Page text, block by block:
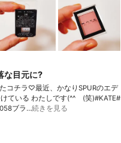
な目元に?
コチラ♡最近、かなりSPURのエデ
ている わたしです(^^ゞ(笑)#KATE#
ブラ…続きを見る